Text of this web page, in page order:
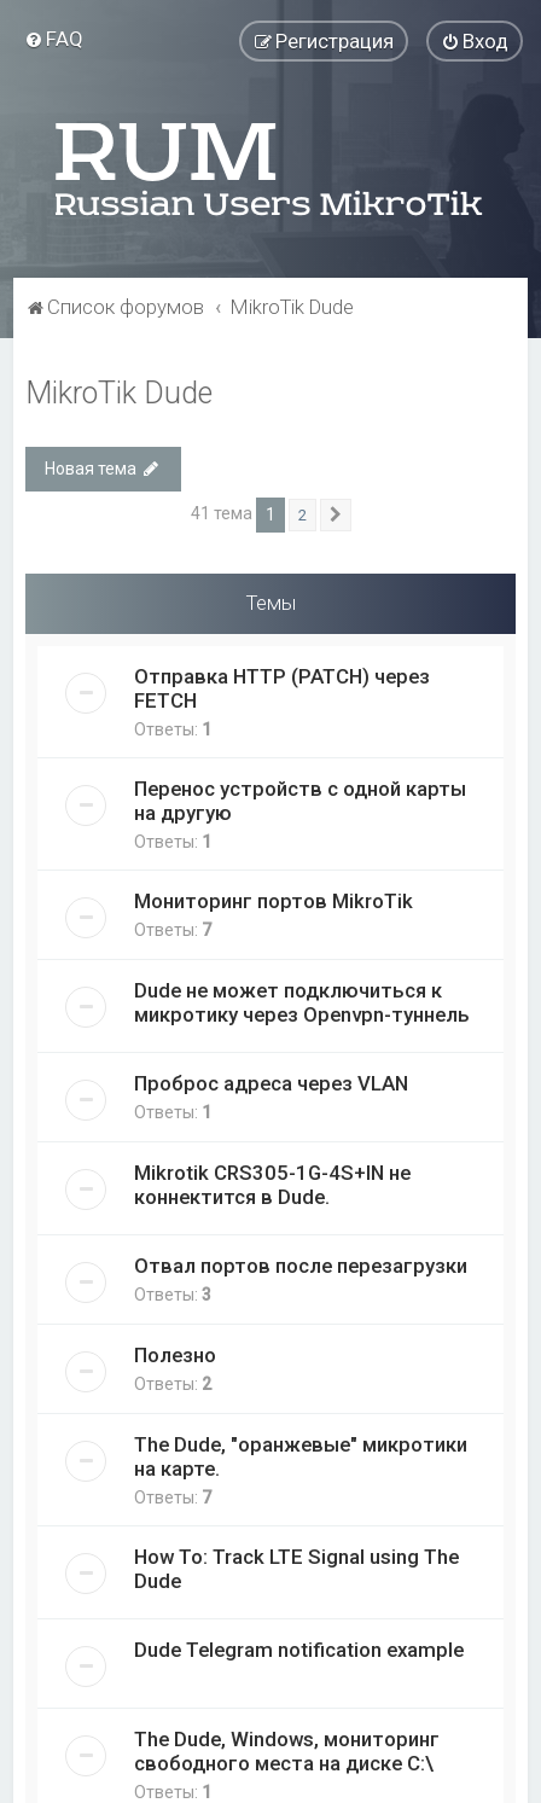
FAQ Вход
Регистрация
Список форумов MikroTik Dude
MikroTik Dude
Новая тема
41 тема 1 2
Темы
Отправка HTTP (PATCH) через
FETCH
Ответы: 1
Перенос устройств с одной карты
на другую
Ответы: 1
Мониторинг портов MikroTik
Ответы: 7
Dude не может подключиться к
микротику через Openvpn-туннель
Проброс адреса через VLAN
Ответы: 1
Mikrotik CRS305-1G-4S+IN не
коннектится в Dude.
Отвал портов после перезагрузки
Ответы:3
Полезно
Ответы: 2
The Dude, "оранжевые" микротики
на карте.
Ответы: 7
How To: Track LTE Signal using The
Dude
Dude Telegram notification example
The Dude, Windows, мониторинг
свободного места на диске C:\
Ответы: 1